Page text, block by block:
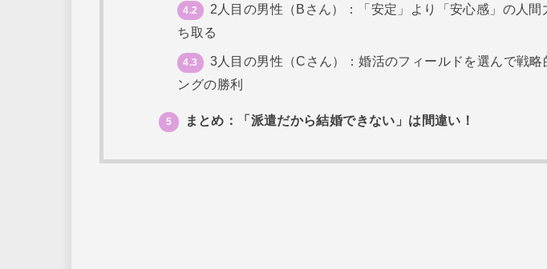
4.2
2人目の男性（Bさん）：「安定」より「安心感」の人間
ち取る
4.3
3人目の男性（Cさん）：婚活のフィールドを選んで戦略
ングの勝利
5 まとめ：「派遣だから結婚できない」は間違い！